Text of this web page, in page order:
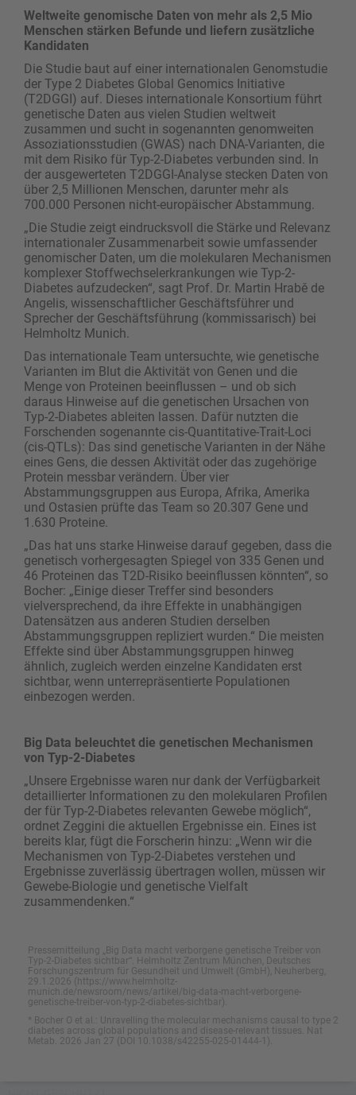
Weltweite genomische Daten von mehr als 2,5 Mio
Menschen stärken Befunde und liefern zusätzliche
Kandidaten
Die Studie baut auf einer internationalen Genomstudie
der Type 2 Diabetes Global Genomics Initiative
(T2DGGI) auf. Dieses internationale Konsortium führt
genetische Daten aus vielen Studien weltweit
zusammen und sucht in sogenannten genomweiten
Assoziationsstudien (GWAS) nach DNA-Varianten, die
mit dem Risiko für Typ-2-Diabetes verbunden sind. In
der ausgewerteten T2DGGI-Analyse stecken Daten von
über 2,5 Millionen Menschen, darunter mehr als
700.000 Personen nicht-europäischer Abstammung.
„Die Studie zeigt eindrucksvoll die Stärke und Relevanz
internationaler Zusammenarbeit sowie umfassender
genomischer Daten, um die molekularen Mechanismen
komplexer Stoffwechselerkrankungen wie Typ-2-
Diabetes aufzudecken“, sagt Prof. Dr. Martin Hrabě de
Angelis, wissenschaftlicher Geschäftsführer und
Sprecher der Geschäftsführung (kommissarisch) bei
Helmholtz Munich.
Das internationale Team untersuchte, wie genetische
Varianten im Blut die Aktivität von Genen und die
Menge von Proteinen beeinflussen – und ob sich
daraus Hinweise auf die genetischen Ursachen von
Typ-2-Diabetes ableiten lassen. Dafür nutzten die
Forschenden sogenannte cis-Quantitative-Trait-Loci
(cis-QTLs): Das sind genetische Varianten in der Nähe
eines Gens, die dessen Aktivität oder das zugehörige
Protein messbar verändern. Über vier
Abstammungsgruppen aus Europa, Afrika, Amerika
und Ostasien prüfte das Team so 20.307 Gene und
1.630 Proteine.
„Das hat uns starke Hinweise darauf gegeben, dass die
genetisch vorhergesagten Spiegel von 335 Genen und
46 Proteinen das T2D-Risiko beeinflussen könnten“, so
Bocher: „Einige dieser Treffer sind besonders
vielversprechend, da ihre Effekte in unabhängigen
Datensätzen aus anderen Studien derselben
Abstammungsgruppen repliziert wurden.“ Die meisten
Effekte sind über Abstammungsgruppen hinweg
ähnlich, zugleich werden einzelne Kandidaten erst
sichtbar, wenn unterrepräsentierte Populationen
einbezogen werden.
Big Data beleuchtet die genetischen Mechanismen
von Typ-2-Diabetes
„Unsere Ergebnisse waren nur dank der Verfügbarkeit
detaillierter Informationen zu den molekularen Profilen
der für Typ-2-Diabetes relevanten Gewebe möglich“,
ordnet Zeggini die aktuellen Ergebnisse ein. Eines ist
bereits klar, fügt die Forscherin hinzu: „Wenn wir die
Mechanismen von Typ-2-Diabetes verstehen und
Ergebnisse zuverlässig übertragen wollen, müssen wir
Gewebe-Biologie und genetische Vielfalt
zusammendenken.“
Pressemitteilung „Big Data macht verborgene genetische Treiber von
Typ-2-Diabetes sichtbar“. Helmholtz Zentrum München, Deutsches
Forschungszentrum für Gesundheit und Umwelt (GmbH), Neuherberg,
29.1.2026 (https://www.helmholtz-
munich.de/newsroom/news/artikel/big-data-macht-verborgene-
genetische-treiber-von-typ-2-diabetes-sichtbar).
* Bocher O et al.: Unravelling the molecular mechanisms causal to type 2
diabetes across global populations and disease-relevant tissues. Nat
Metab. 2026 Jan 27 (DOI 10.1038/s42255-025-01444-1).